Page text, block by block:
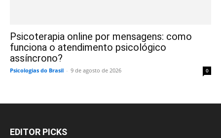
Psicoterapia online por mensagens: como
funciona o atendimento psicológico
assíncrono?
Psicologias do Brasil - 9 de agosto de 2026 0
EDITOR PICKS